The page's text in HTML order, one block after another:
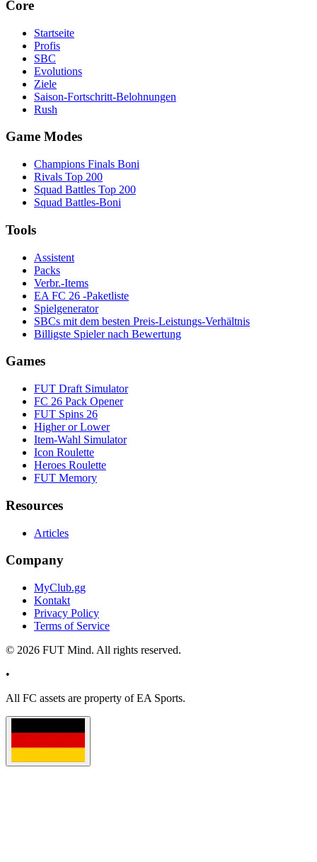
Core
Startseite
Profis
SBC
Evolutions
Ziele
Saison-Fortschritt-Belohnungen
Rush
Game Modes
Champions Finals Boni
Rivals Top 200
Squad Battles Top 200
Squad Battles-Boni
Tools
Assistent
Packs
Verbr.-Items
EA FC 26 -Paketliste
Spielgenerator
SBCs mit dem besten Preis-Leistungs-Verhältnis
Billigste Spieler nach Bewertung
Games
FUT Draft Simulator
FC 26 Pack Opener
FUT Spins 26
Higher or Lower
Item-Wahl Simulator
Icon Roulette
Heroes Roulette
FUT Memory
Resources
Articles
Company
MyClub.gg
Kontakt
Privacy Policy
Terms of Service
© 2026 FUT Mind. All rights reserved.
•
All FC assets are property of EA Sports.